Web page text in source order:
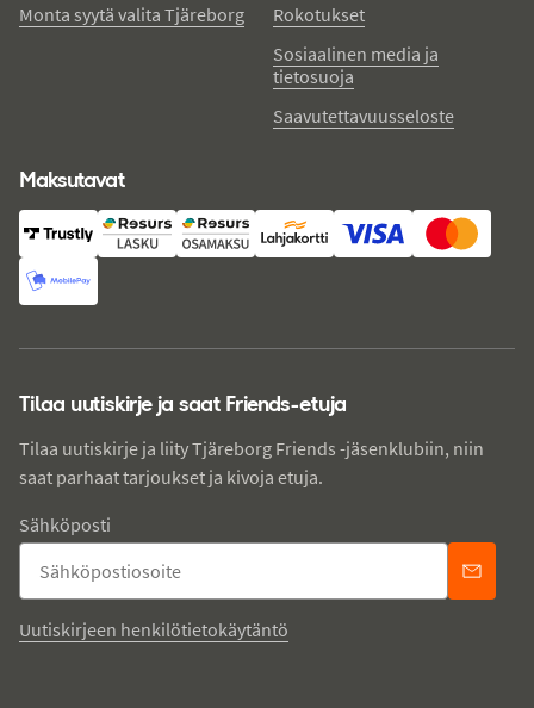
Monta syytä valita Tjäreborg
Rokotukset
Sosiaalinen media ja
tietosuoja
Saavutettavuusseloste
Maksutavat
Tilaa uutiskirje ja saat Friends-etuja
Tilaa uutiskirje ja liity Tjäreborg Friends -jäsenklubiin, niin
saat parhaat tarjoukset ja kivoja etuja.
Sähköposti
Uutiskirjeen henkilötietokäytäntö